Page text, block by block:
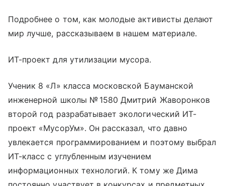
Подробнее о том, как молодые активисты делают
мир лучше, рассказываем в нашем материале.
ИТ-проект для утилизации мусора.
Ученик 8 «Л» класса московской Бауманской
инженерной школы № 1580 Дмитрий Жаворонков
второй год разрабатывает экологический ИТ-
проект «МусорУм». Он рассказал, что давно
увлекается программированием и поэтому выбрал
ИТ-класс с углубленным изучением
информационных технологий. К тому же Дима